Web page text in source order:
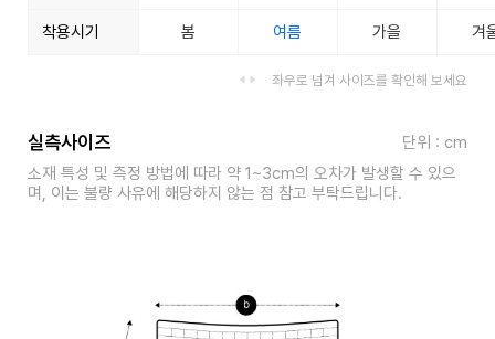
착용시기 봄 여름 가을 겨
좌우로 넘겨 사이즈를 확인해 보세요
실측사이즈
단위 : cm
소재 특성 및 측정 방법에 따라 약 1~3cm의 오차가 발생할 수 있으
며, 이는 불량 사유에 해당하지 않는 점 참고 부탁드립니다.